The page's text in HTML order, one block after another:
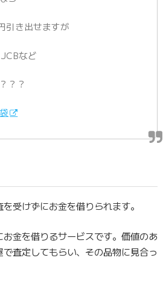
引き出せますが
など
？？
受けずにお金を借りられます。
金を借りるサービスです。価値のあ
査定してもらい、その品物に見合っ